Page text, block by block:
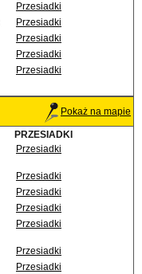
Przesiadki
Przesiadki
Przesiadki
Przesiadki
Przesiadki
Pokaż na mapie
PRZESIADKI
Przesiadki
Przesiadki
Przesiadki
Przesiadki
Przesiadki
Przesiadki
Przesiadki